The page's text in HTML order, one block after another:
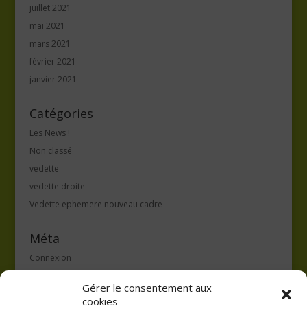
Gérer le consentement aux
cookies
juillet 2021
mai 2021
mars 2021
février 2021
janvier 2021
Catégories
Les News !
Non classé
vedette
vedette droite
Vedette ephemere nouveau cadre
Méta
Connexion
Flux des commentaires